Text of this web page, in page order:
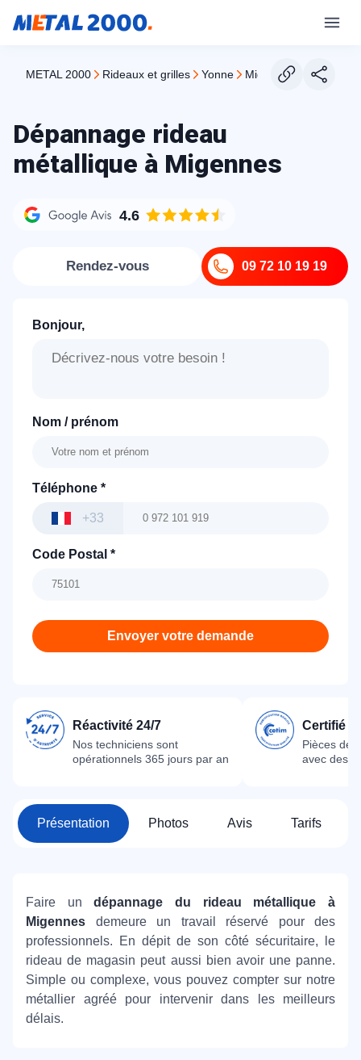
METAL 2000 rideaux et grilles yonne migennes
Dépannage rideau
métallique à Migennes
4.6
09 72 10 19 19
Rendez-vous
Bonjour,
Nom / prénom
Téléphone *
+33
Code Postal *
Envoyer votre demande
Réactivité 24/7
Nos techniciens sont
opérationnels 365 jours par an
Certifié
Pièces
avec des
Présentation Photos Avis Tarifs
Faire undépannage du rideau métallique à
Migennes demeure un travail réservé pour des
professionnels. En dépit de son côté sécuritaire, le
rideau de magasin peut aussi bien avoir une panne.
Simple ou complexe, vous pouvez compter sur notre
métallier agréé pour intervenir dans les meilleurs
délais.